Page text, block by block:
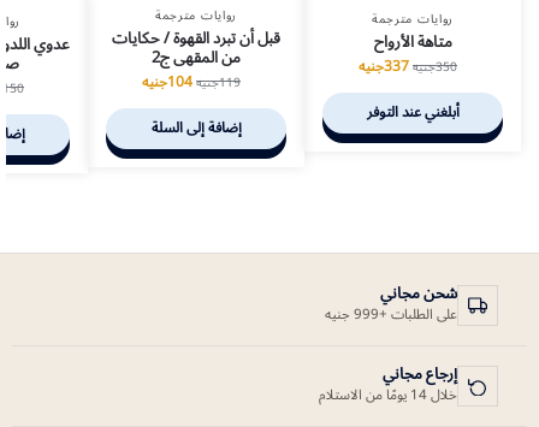
روايات مترجمة
متاهة الأرواح
350جنيه337جنيه
أبلغني عند التوفر
روايات مترجمة
قبل أن تبرد القهوة / حكايات
من المقهى ج2
119جنيه104جنيه
إضافة إلى السلة
عدوي
150
شحن مجاني
على الطلبات +999 جنيه
إرجاع مجاني
خلال 14 يومًا من الاستلام